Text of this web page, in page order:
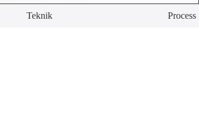
Teknik Process